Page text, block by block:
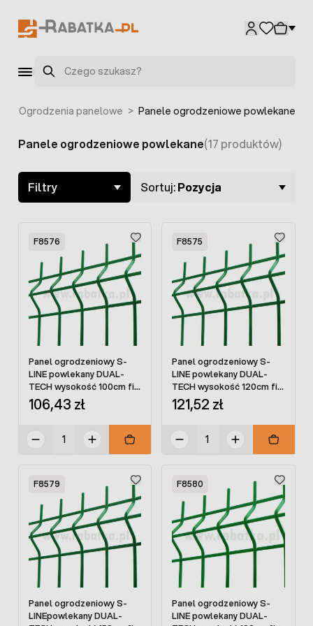
Szukaj
Ogrodzenia panelowe > Panele ogrodzeniowe powlekane
Skip to product list
Panele ogrodzeniowe powlekane(17 produktów)
Filtry Sortuj:Pozycja
F8576
Panel ogrodzeniowy S-
LINE powlekany DUAL-
TECH wysokość 100cm fi
4 mm
106,43 zł
F8575
Panel ogrodzeniowy S-
LINE powlekany DUAL-
TECH wysokość 120cm fi
4 mm
121,52 zł
F8579
Panel ogrodzeniowy S-
LINEpowlekany DUAL-
F8580
Panel ogrodzeniowy S-
LINE powlekany DUAL-